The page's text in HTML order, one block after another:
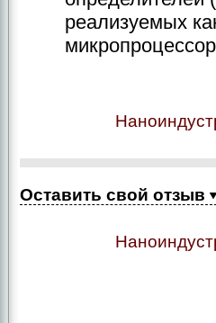
реализуемых
Оставить свой отзыв